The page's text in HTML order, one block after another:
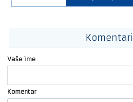
Komentari
Vaše ime
Komentar